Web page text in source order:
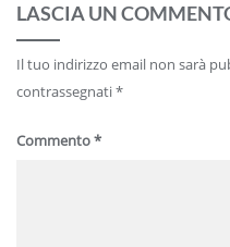
LASCIA UN
Il tuo indirizzo email non sarà
contrassegnati*
Commento*